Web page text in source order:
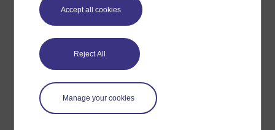
Accept all cookies
Reject All
Manage your cookies
L’électroaimant est désactivé et le bras à ressort
retourne à sa position d’origine.
Le circuit est à nouveau activé.
Le cycle se répète tant que l’interrupteur est fermé.